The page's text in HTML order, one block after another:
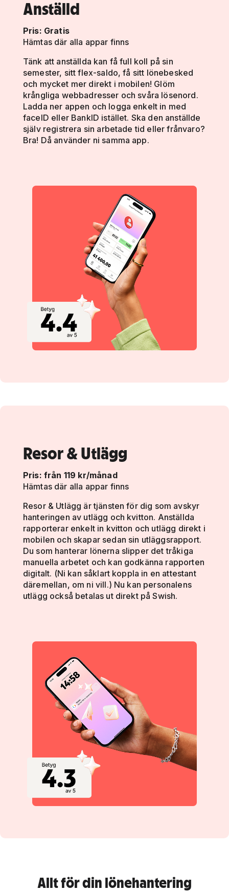
Anställd
Pris: Gratis
Hämtas där alla appar finns
Tänk att anställda kan få full koll på sin
semester, sitt flex-saldo, få sitt lönebesked
och mycket mer direkt i mobilen! Glöm
krångliga webbadresser och svåra lösenord.
Ladda ner appen och logga enkelt in med
faceID eller BankID istället. Ska den anställde
själv registrera sin arbetade tid eller frånvaro?
Bra! Då använder ni samma app.
Resor & Utlägg
Pris: från 119 kr/månad
Hämtas där alla appar finns
Resor & Utlägg är tjänsten för dig som avskyr
hanteringen av utlägg och kvitton. Anställda
rapporterar enkelt in kvitton och utlägg direkt i
mobilen och skapar sedan sin utläggsrapport.
Du som hanterar lönerna slipper det tråkiga
manuella arbetet och kan godkänna rapporten
digitalt. (Ni kan såklart koppla in en attestant
däremellan, om ni vill.) Nu kan personalens
utlägg också betalas ut direkt på Swish.
Allt för din lönehantering